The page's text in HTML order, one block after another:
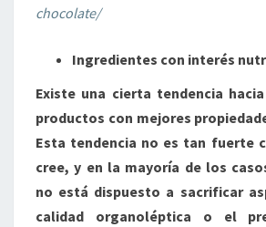
chocolate/
Ingredientes con interés
Existe una cierta tendencia
productos con mejores
Esta tendencia no es tan fuerte
cree, y en la mayoría de los
no está dispuesto a sacrificar
calidad organoléptica o el